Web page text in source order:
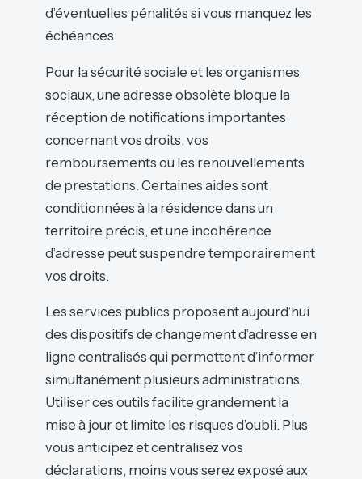
d’éventuelles pénalités si vous manquez les
échéances.
Pour la sécurité sociale et les organismes
sociaux, une adresse obsolète bloque la
réception de notifications importantes
concernant vos droits, vos
remboursements ou les renouvellements
de prestations. Certaines aides sont
conditionnées à la résidence dans un
territoire précis, et une incohérence
d’adresse peut suspendre temporairement
vos droits.
Les services publics proposent aujourd’hui
des dispositifs de changement d’adresse en
ligne centralisés qui permettent d’informer
simultanément plusieurs administrations.
Utiliser ces outils facilite grandement la
mise à jour et limite les risques d’oubli. Plus
vous anticipez et centralisez vos
déclarations, moins vous serez exposé aux